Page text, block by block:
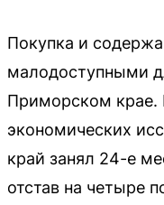
Покупка и
малодоступными
Приморском крае.
экономических
край занял 24-е
отстав на четыре